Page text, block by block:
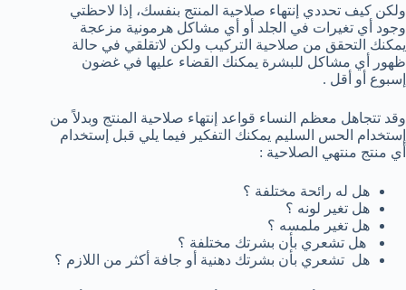
ولكن كيف تحددي إنتهاء صلاحية المنتج بنفسك، إذا لاحظتي
وجود أي تغيرات في الجلد أو أي مشاكل هرمونية مزعجة
يمكنك التحقق من صلاحية التركيب ولكن لاتقلقي في حالة
ظهور أي مشاكل للبشرة يمكنك القضاء عليها في غضون
إسبوع أو أقل .
وقد تتجاهل معظم النساء قواعد إنتهاء صلاحية المنتج وبدلاً من
إستخدام الحس السليم يمكنك التفكير فيما يلي قبل إستخدام
أي منتج منتهي الصلاحية :
هل له رائحة مختلفة ؟
هل تغير لونه ؟
هل تغير ملمسه ؟
هل تشعري بأن بشرتك مختلفة ؟
هل تشعري بأن بشرتك دهنية أو جافة أكثر من اللازم ؟